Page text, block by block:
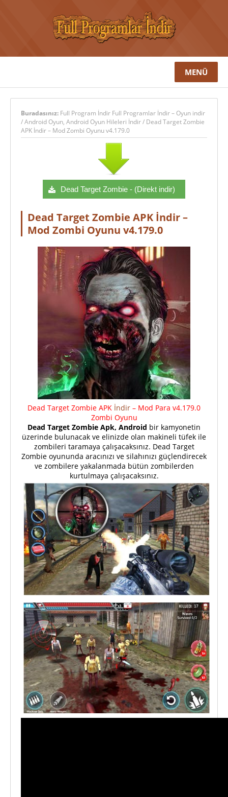
MENÜ
Buradasınız: Full Program İndir Full Programlar İndir – Oyun indir
/Android Oyun, Android Oyun Hileleri İndir/ Dead Target Zombie
APK İndir – Mod Zombi Oyunu v4.179.0
Dead Target Zombie - (Direkt indir)
Dead Target Zombie APK İndir –
Mod Zombi Oyunu v4.179.0
Dead Target Zombie APK İndir – Mod Para v4.179.0
Zombi Oyunu
Dead Target Zombie Apk, Android bir kamyonetin
üzerinde bulunacak ve elinizde olan makineli tüfek ile
zombileri taramaya çalışacaksınız. Dead Target
Zombie oyununda aracınızı ve silahınızı güçlendirecek
ve zombilere yakalanmada bütün zombilerden
kurtulmaya çalışacaksınız.